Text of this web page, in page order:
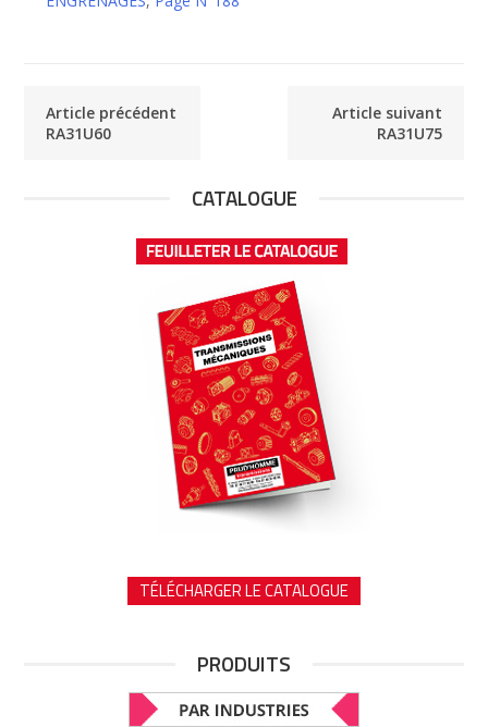
Article précédent
RA31U60
Article suivant
RA31U75
CATALOGUE
TÉLÉCHARGER LE CATALOGUE
PRODUITS